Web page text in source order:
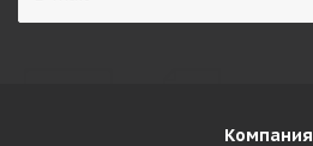
Компания